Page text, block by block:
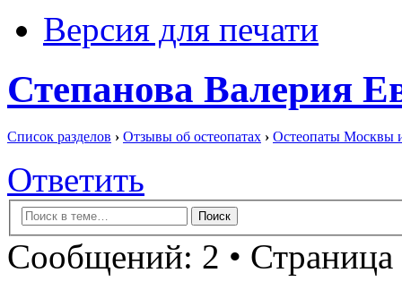
Версия для печати
Степанова Валерия
Список разделов › Отзывы об остеопатах › Остеопаты Москвы
Ответить
Сообщений: 2 • Страница